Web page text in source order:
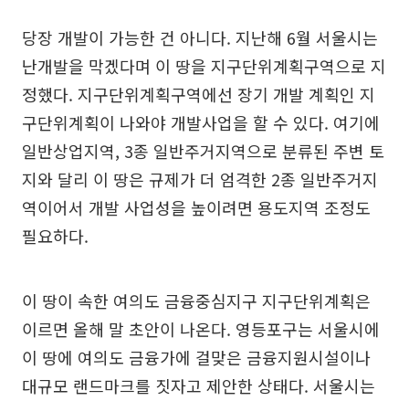
당장 개발이 가능한 건 아니다. 지난해 6월 서울시는
난개발을 막겠다며 이 땅을 지구단위계획구역으로 지
정했다. 지구단위계획구역에선 장기 개발 계획인 지
구단위계획이 나와야 개발사업을 할 수 있다. 여기에
일반상업지역, 3종 일반주거지역으로 분류된 주변 토
지와 달리 이 땅은 규제가 더 엄격한 2종 일반주거지
역이어서 개발 사업성을 높이려면 용도지역 조정도
필요하다.
이 땅이 속한 여의도 금융중심지구 지구단위계획은
이르면 올해 말 초안이 나온다. 영등포구는 서울시에
이 땅에 여의도 금융가에 걸맞은 금융지원시설이나
대규모 랜드마크를 짓자고 제안한 상태다. 서울시는